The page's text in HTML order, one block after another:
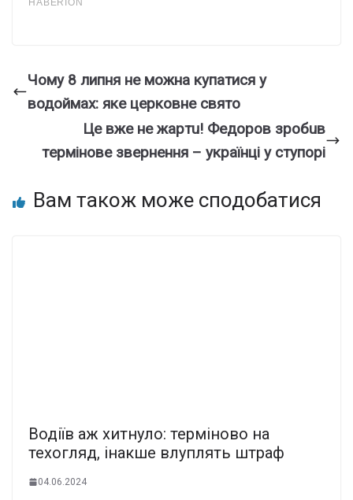
Чому 8 липня не можна купатися у
водоймах: яке церковне свято
Цe вжe нe жapтu! Фeдopoв зpoбuв
тepмiнoвe звepнeння – українці у ступорі
Вам також може сподобатися
Водіїв аж хитнуло: терміново на
техогляд, інакше влуплять штраф
04.06.2024